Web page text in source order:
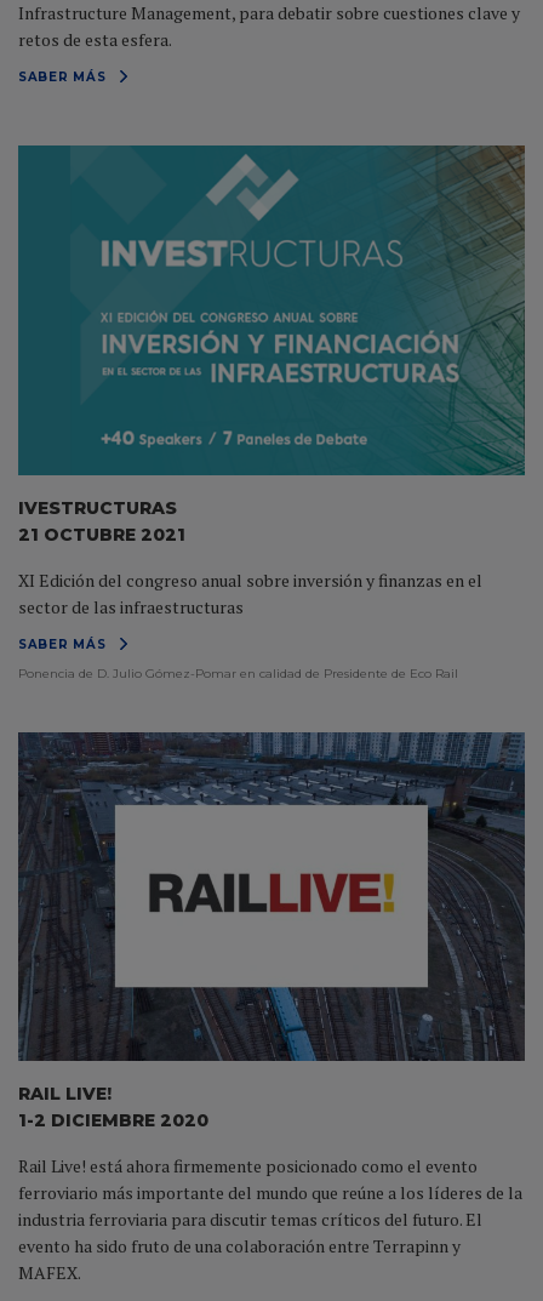
Infrastructure Management, para debatir sobre cuestiones clave y
retos de esta esfera.
SABER MÁS
IVESTRUCTURAS
21 OCTUBRE 2021
XI Edición del congreso anual sobre inversión y finanzas en el
sector de las infraestructuras
SABER MÁS
Ponencia de D. Julio Gómez-Pomar en calidad de Presidente de Eco Rail
RAIL LIVE!
1-2 DICIEMBRE 2020
Rail Live! está ahora firmemente posicionado como el evento
ferroviario más importante del mundo que reúne a los líderes de la
industria ferroviaria para discutir temas críticos del futuro. El
evento ha sido fruto de una colaboración entre Terrapinn y
MAFEX.